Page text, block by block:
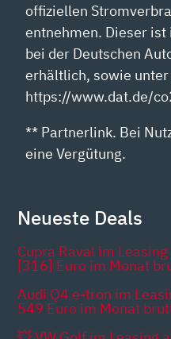
offiziellen
entnehmen. Dieser
bei der Deutschen
erhältlich, sowie unter
https://www.dat.de/
** Partnerlink. Bei
eine Vergütung.
Neueste Deals
Cupra Raval im
[316] Euro im Monat
Audi Q4 e-tron im
549 Euro im Monat